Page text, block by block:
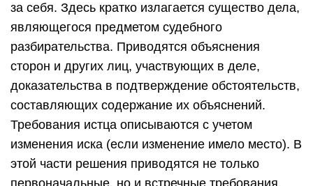
за себя. Здесь кратко излагается существо дела,
являющегося предметом судебного
разбирательства. Приводятся объяснения
сторон и других лиц, участвующих в деле,
доказательства в подтверждение обстоятельств,
составляющих содержание их объяснений.
Требования истца описываются с учетом
изменения иска (если изменение имело место). В
этой части решения приводятся не только
первоначальные, но и встречные требования,